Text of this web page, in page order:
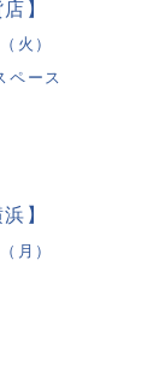
】
（火）
ペース
】
（月）